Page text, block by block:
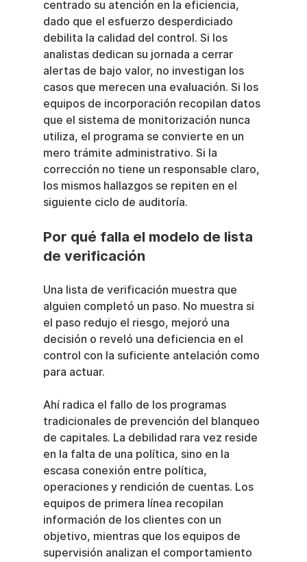
centrado su atención en la eficiencia,
dado que el esfuerzo desperdiciado
debilita la calidad del control. Si los
analistas dedican su jornada a cerrar
alertas de bajo valor, no investigan los
casos que merecen una evaluación. Si los
equipos de incorporación recopilan datos
que el sistema de monitorización nunca
utiliza, el programa se convierte en un
mero trámite administrativo. Si la
corrección no tiene un responsable claro,
los mismos hallazgos se repiten en el
siguiente ciclo de auditoría.
Por qué falla el modelo de lista
de verificación
Una lista de verificación muestra que
alguien completó un paso. No muestra si
el paso redujo el riesgo, mejoró una
decisión o reveló una deficiencia en el
control con la suficiente antelación como
para actuar.
Ahí radica el fallo de los programas
tradicionales de prevención del blanqueo
de capitales. La debilidad rara vez reside
en la falta de una política, sino en la
escasa conexión entre política,
operaciones y rendición de cuentas. Los
equipos de primera línea recopilan
información de los clientes con un
objetivo, mientras que los equipos de
supervisión analizan el comportamiento